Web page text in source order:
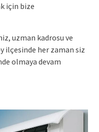
için bize
uzman kadrosu ve
ilçesinde her zaman siz
olmaya devam